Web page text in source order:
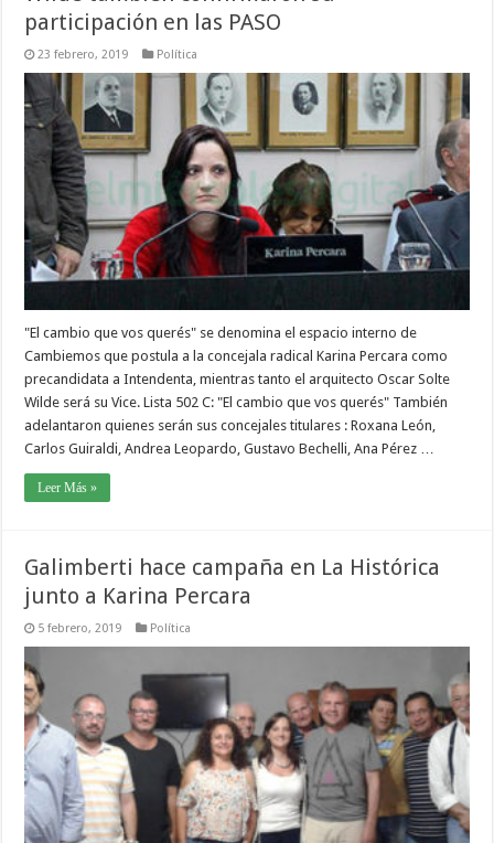
participación en las PASO
23 febrero, 2019 Política
"El cambio que vos querés" se denomina el espacio interno de
Cambiemos que postula a la concejala radical Karina Percara como
precandidata a Intendenta, mientras tanto el arquitecto Oscar Solte
Wilde será su Vice. Lista 502 C: "El cambio que vos querés" También
adelantaron quienes serán sus concejales titulares : Roxana León,
Carlos Guiraldi, Andrea Leopardo, Gustavo Bechelli, Ana Pérez …
Leer Más »
Galimberti hace campaña en La Histórica
junto a Karina Percara
5 febrero, 2019 Política